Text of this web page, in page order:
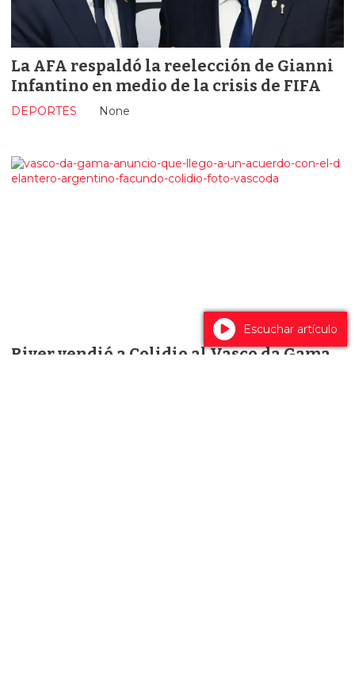
La AFA respaldó la reelección de Gianni
Infantino en medio de la crisis de FIFA
None
DEPORTES
River vendió a Colidio al Vasco da Gama
Escuchar artículo